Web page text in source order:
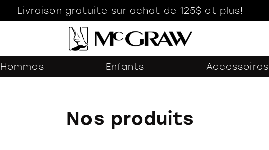
Livraison gratuite sur achat de 125$ et plus!
Hommes Enfants Accessoires
Nos produits